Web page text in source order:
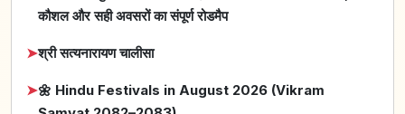
कौशल और सही अवसरों का संपूर्ण रोडमैप
➤श्री सत्यनारायण चालीसा
➤🌼 Hindu Festivals in August 2026 (Vikram